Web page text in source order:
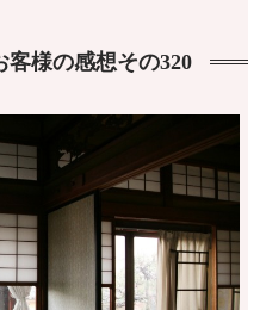
様の感想その320